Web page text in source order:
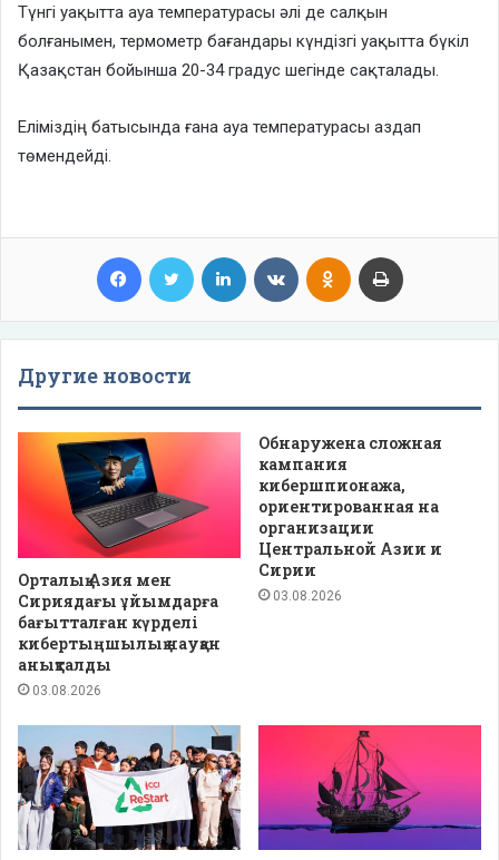
Түнгі уақытта ауа температурасы әлі де салқын
болғанымен, термометр бағандары күндізгі уақытта бүкіл
Қазақстан бойынша 20-34 градус шегінде сақталады.
Еліміздің батысында ғана ауа температурасы аздап
төмендейді.
Facebook Twitter LinkedIn VKontakteOdnoklassniki
Другие новости
Орталық Азия мен
Сириядағы ұйымдарға
бағытталған күрделі
кибертыңшылық науқан
анықталды
03.08.2026
Обнаружена сложная
кампания
кибершпионажа,
ориентированная на
организации
Центральной Азии и
Сирии
03.08.2026